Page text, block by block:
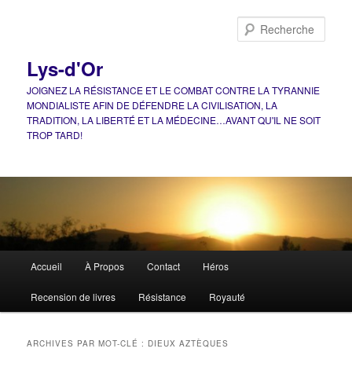
Lys-d'Or
JOIGNEZ LA RÉSISTANCE ET LE COMBAT CONTRE LA TYRANNIE
MONDIALISTE AFIN DE DÉFENDRE LA CIVILISATION, LA
TRADITION, LA LIBERTÉ ET LA MÉDECINE…AVANT QU'IL NE SOIT
TROP TARD!
principal
Accueil À Propos Contact Héros
Recension de livres Résistance Royauté
ARCHIVES PAR MOT-CLÉ : DIEUX AZTÈQUES